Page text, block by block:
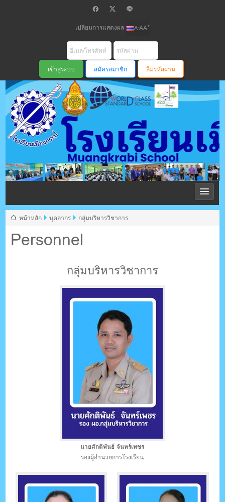
เปลี่ยนการแสดงผล A-AA+
สมัครสมาชิก ลืมรหัสผ่าน
โรงเรียนเมือง
กระบี่ สพม
ตรัง กระบี่
ระบบบริหารจัดการเว็บไซต์ (CMS) ด้วย Ajax โดยคนไทย
Personnel
หน้าหลัก บุคลากร กลุ่มบริหารวิชาการ
กลุ่มบริหารวิชาการ
นายศักติพันธ์ จันทร์เพชร
รองผู้อำนวยการโรงเรียน